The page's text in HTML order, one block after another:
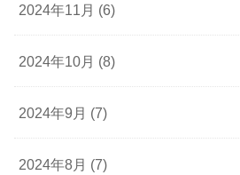
2024年11月 (6)
2024年10月 (8)
2024年9月 (7)
2024年8月 (7)